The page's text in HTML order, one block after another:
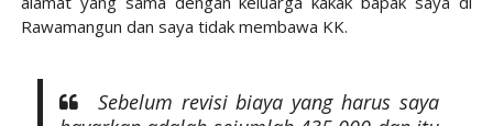
Rawamangun dan saya tidak membawa KK.
Sebelum revisi biaya yang harus saya